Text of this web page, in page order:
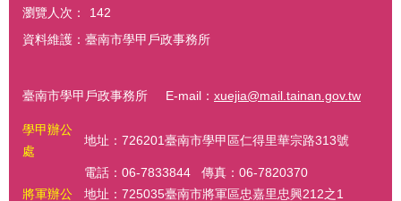
瀏覽人次：
142
資料維護：臺南市學甲戶政事務所
臺南市學甲戶政事務所 E-mail： xuejia@mail.tainan.gov.tw
學甲辦公
處
地址：726201臺南市學甲區仁得里華宗路313號
電話：06-7833844 傳真：06-7820370
將軍辦公
地址：725035臺南市將軍區忠嘉里忠興212之1